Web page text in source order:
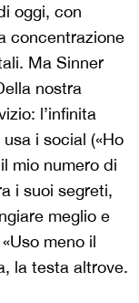
oggi, con
concentrazione
Ma Sinner
nostra
l’infinita
i social («Ho
mio numero di
i suoi segreti,
meglio e
meno il
la testa altrove.